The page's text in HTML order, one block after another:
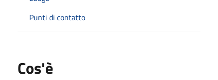
Punti di contatto
Cos'è